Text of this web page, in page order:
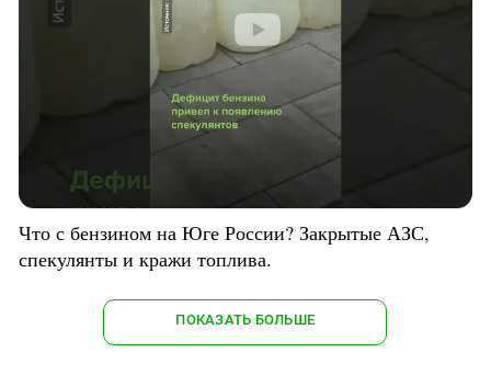
Что с бензином на Юге России? Закрытые АЗС,
спекулянты и кражи топлива.
ПОКАЗАТЬ БОЛЬШЕ